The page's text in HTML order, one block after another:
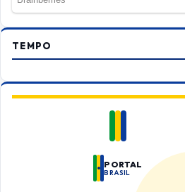
TEMPO
PORTAL
BRASIL